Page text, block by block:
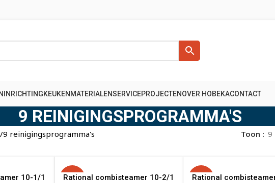
KEUKENMATERIALENSERVICEPROJECTENOVER HOBEKACONTACT
9 REINIGINGSPROGRAMMA'S
9 reinigingsprogramma's Toon 9
10-1/1
-15%
Rational combisteamer 10-2/1
-15%
Rational